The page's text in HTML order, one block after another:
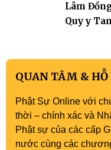
Lâm
Quy y
QUAN TÂM & HỖ
Phật Sự Online với
thời – chính xác và
Phật sự của các cấp
nước cùng các